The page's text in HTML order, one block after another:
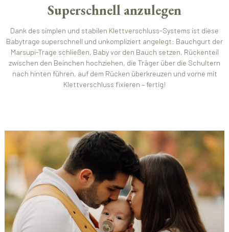
Superschnell anzulegen
Dank des simplen und stabilen Klettverschluss-Systems ist diese
Babytrage superschnell und unkompliziert angelegt: Bauchgurt der
Marsupi-Trage schließen, Baby vor den Bauch setzen, Rückenteil
zwischen den Beinchen hochziehen, die Träger über die Schultern
nach hinten führen, auf dem Rücken überkreuzen und vorne mit
Klettverschluss fixieren – fertig!